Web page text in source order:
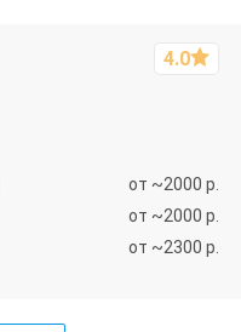
от ~2000 р.
от ~2000 р.
от ~2300 р.
4.0